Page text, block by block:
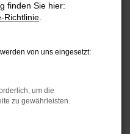
&
breite
bis
finden Sie hier:
Richtlinie
von uns eingesetzt:
um die
zu gewährleisten.